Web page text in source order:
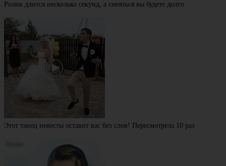
Ролик длится несколько секунд, а смеяться вы будете долго
Этот танец невесты оставит вас без слов! Пересмотрела 10 раз